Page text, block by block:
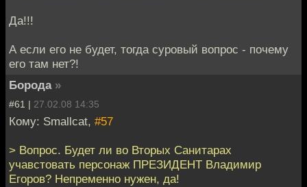
Да!!!
А если его не будет, тогда суровый вопрос - почему
его там нет?!
Борода »
#61 | 27.02.08 14:35
Кому: Smallcat, #57
> Вопрос. Будет ли во Вторых Санитарах
учавстовать персонаж ПРЕЗИДЕНТ Владимир
Егоров? Непременно нужен, да!